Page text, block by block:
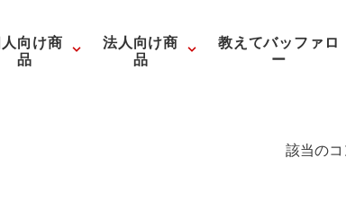
向け商
品
法人向け商
品
教えてバッファロ
ー
該当のコ